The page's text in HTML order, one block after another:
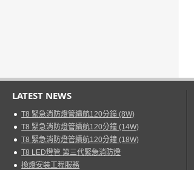
LATEST NEWS
T8 緊急消防燈管續航120分鐘 (8W)
T8 緊急消防燈管續航120分鐘 (14W)
T8 緊急消防燈管續航120分鐘 (18W)
T8 LED燈管 第三代緊急消防燈
換燈安裝工程服務